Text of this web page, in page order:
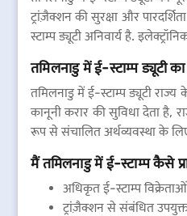
ट्रांज़ैक्शन की सुरक्षा और
स्टाम्प ड्यूटी अनिवार्य है.
तमिलनाडु में ई-स्टाम्प ड्यूटी
तमिलनाडु में ई-स्टाम्प ड्यूटी
कानूनी करार की सुविधा देता है,
रूप से संचालित अर्थव्यवस्था के
मैं तमिलनाडु में ई-स्टाम्प कैसे
अधिकृत ई-स्टाम्प
ट्रांज़ैक्शन से संबंधित